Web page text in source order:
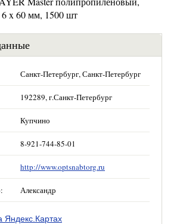
x 60 мм, 1500 шт
Санкт-Петербург, Санкт-Петербург
192289, г.Санкт-Петербург
Купчино
8-921-744-85-01
http://www.optsnabtorg.ru
Александр
Яндекс.Картах